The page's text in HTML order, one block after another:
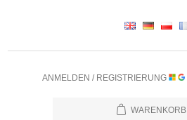
ANMELDEN / REGISTRIERUNG
WARENKORB